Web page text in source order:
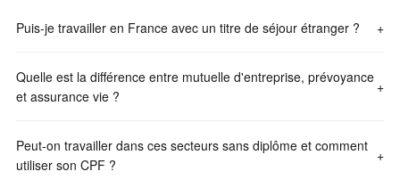
Puis-je travailler en France avec un titre de séjour étranger ? +
Quelle est la différence entre mutuelle d'entreprise, prévoyance
et assurance vie ?
+
Peut-on travailler dans ces secteurs sans diplôme et comment
utiliser son CPF ?
+